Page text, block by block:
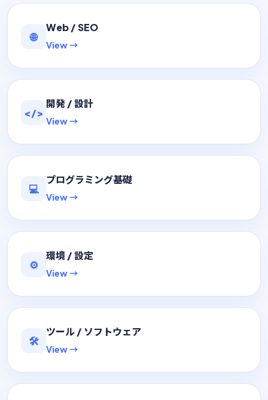
🌐
Web / SEO
View →
</>
開発 / 設計
View →
💻
プログラミング基礎
View →
⚙️
環境 / 設定
View →
🛠
ツール / ソフトウェア
View →